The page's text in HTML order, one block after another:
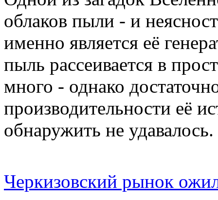
облаков пыли - и
именно является её
пыль рассеивается в
много - однако
производительности её
обнаружить не удавалось.
Черкизовский рынок